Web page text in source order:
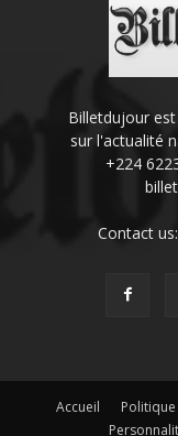
Billetdujour
sur l'actualité
+224
Contact us:
Accueil Politique